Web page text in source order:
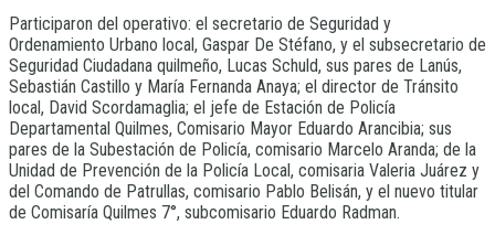
Participaron del operativo: el secretario de Seguridad y
Ordenamiento Urbano local, Gaspar De Stéfano, y el subsecretario de
Seguridad Ciudadana quilmeño, Lucas Schuld, sus pares de Lanús,
Sebastián Castillo y María Fernanda Anaya; el director de Tránsito
local, David Scordamaglia; el jefe de Estación de Policía
Departamental Quilmes, Comisario Mayor Eduardo Arancibia; sus
pares de la Subestación de Policía, comisario Marcelo Aranda; de la
Unidad de Prevención de la Policía Local, comisaria Valeria Juárez y
del Comando de Patrullas, comisario Pablo Belisán, y el nuevo titular
de Comisaría Quilmes 7°, subcomisario Eduardo Radman.